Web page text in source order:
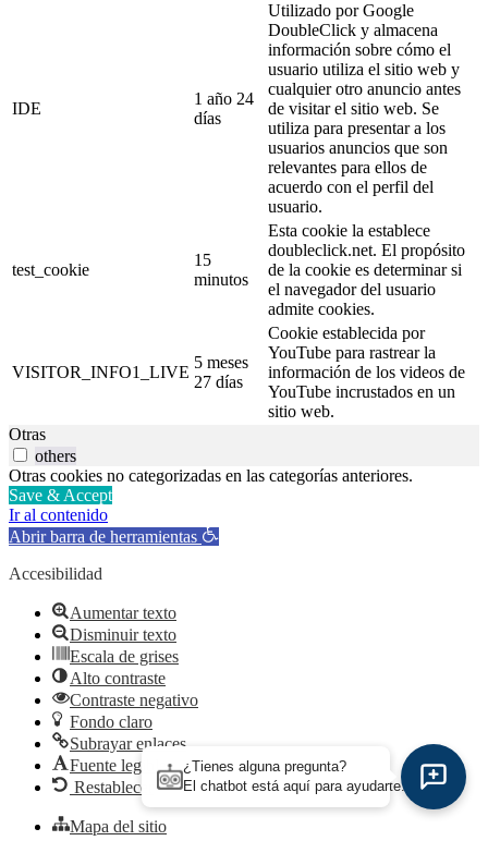
IDE
1 año 24
días
Utilizado por Google
DoubleClick y almacena
información sobre cómo el
usuario utiliza el sitio web y
cualquier otro anuncio antes
de visitar el sitio web. Se
utiliza para presentar a los
usuarios anuncios que son
relevantes para ellos de
acuerdo con el perfil del
usuario.
test_cookie
15
minutos
Esta cookie la establece
doubleclick.net. El propósito
de la cookie es determinar si
el navegador del usuario
admite cookies.
VISITOR_INFO1_LIVE
5 meses
27 días
Cookie establecida por
YouTube para rastrear la
información de los videos de
YouTube incrustados en un
sitio web.
Otras
others
Otras cookies no categorizadas en las categorías anteriores.
Save & Accept
Ir al contenido
Abrir barra de herramientas
Accesibilidad
Aumentar texto
Disminuir texto
Escala de grises
Alto contraste
Contraste negativo
Fondo claro
Subrayar enlaces
Fuente legible
Restablecer
Mapa del sitio
¿Tienes alguna pregunta?
El chatbot está aquí para ayudarte.